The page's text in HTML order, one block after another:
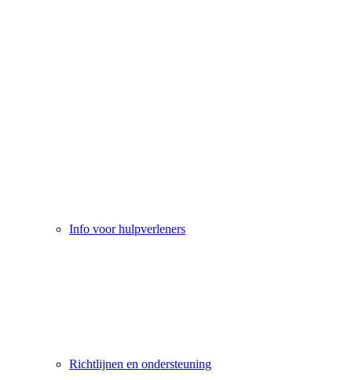
Info voor hulpverleners
Richtlijnen en ondersteuning